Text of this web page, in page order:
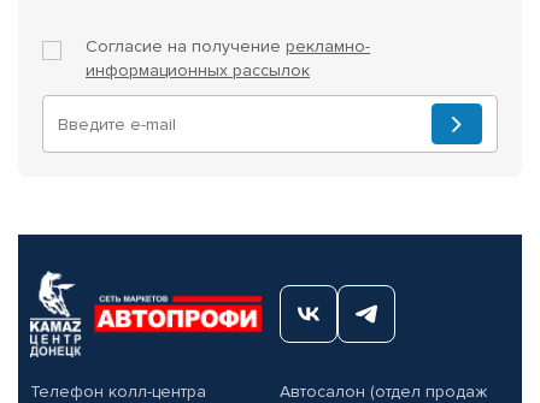
Согласие на получение рекламно-
информационных рассылок
Телефон колл-центра
Автосалон (отдел продаж